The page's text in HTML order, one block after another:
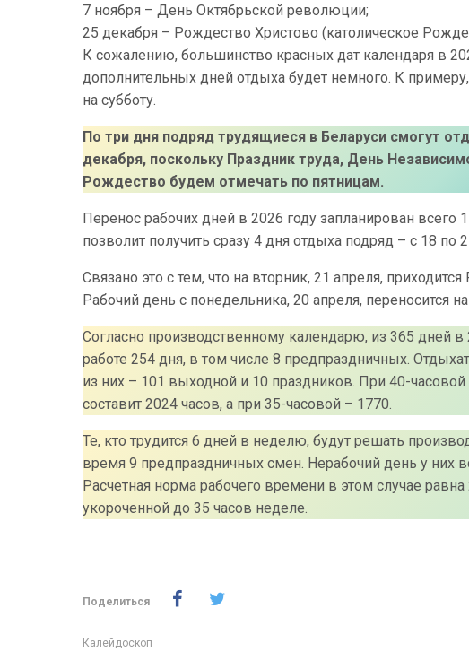
7 ноября – День Октябрьской революции;
25 декабря – Рождество Христово (католическое
К сожалению, большинство красных дат календаря в
дополнительных дней отдыха будет немного. К
на субботу.
По три дня подряд трудящиеся в Беларуси смогут
декабря, поскольку Праздник труда, День
Рождество будем отмечать по пятницам.
Перенос рабочих дней в 2026 году запланирован
позволит получить сразу 4 дня отдыха подряд – с 18 по
Связано это с тем, что на вторник, 21 апреля,
Рабочий день с понедельника, 20 апреля, переносится
Согласно производственному календарю, из 365 дней
работе 254 дня, в том числе 8 предпраздничных.
из них – 101 выходной и 10 праздников. При 40-
составит 2024 часов, а при 35-часовой – 1770.
Те, кто трудится 6 дней в неделю, будут решать
время 9 предпраздничных смен. Нерабочий день у них
Расчетная норма рабочего времени в этом случае
укороченной до 35 часов неделе.
Поделиться
Калейдоскоп